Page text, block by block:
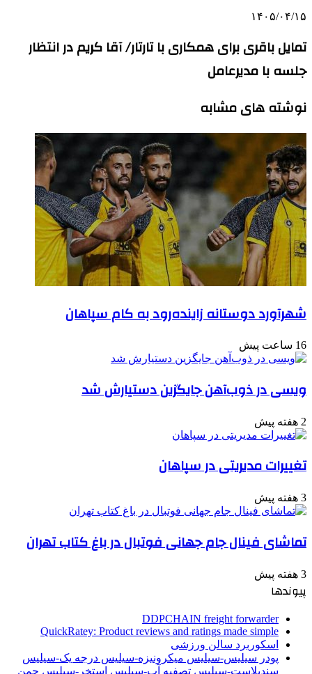
۱۴۰۵/۰۴/۱۵
تمایل باقری برای همکاری با تارتار/ آقا کریم در انتظار
جلسه با مدیرعامل
نوشته های مشابه
شهرآورد دوستانه زاینده‌رود به کام سپاهان
16 ساعت پیش
ویسی در ذوب‌آهن جایگزین دستیارش شد
2 هفته پیش
تغییرات مدیریتی در سپاهان
3 هفته پیش
تماشای فینال جام جهانی فوتبال در باغ کتاب تهران
3 هفته پیش
پیوندها
DDPCHAIN freight forwarder
QuickRatey: Product reviews and ratings made simple
اسکوربرد سالن ورزشی
پودر سیلیس-سیلیس میکرونیزه-سیلیس درجه یک-سیلیس
سندبلاست-سیلیس تصفیه آب-سیلیس استخر-سیلیس چمن